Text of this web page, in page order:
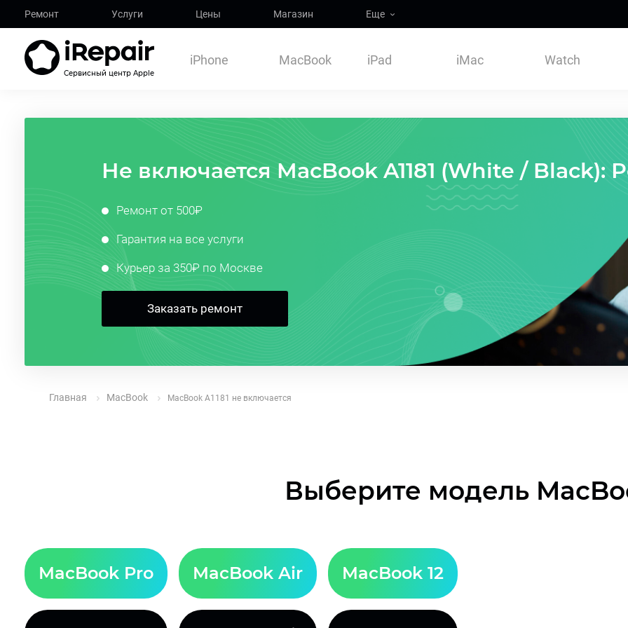
Ремонт Услуги Цены Магазин Еще
Сервисный центр Apple
iPhone MacBook iPad iMac Watch
Не включается MacBook A1181 (White / Black):
Ремонт от 500₽
Гарантия на все услуги
Курьер за 350₽ по Москве
Заказать ремонт
Главная MacBook MacBook A1181 не включается
Выберите модель
MacBook Pro MacBook Air MacBook 12